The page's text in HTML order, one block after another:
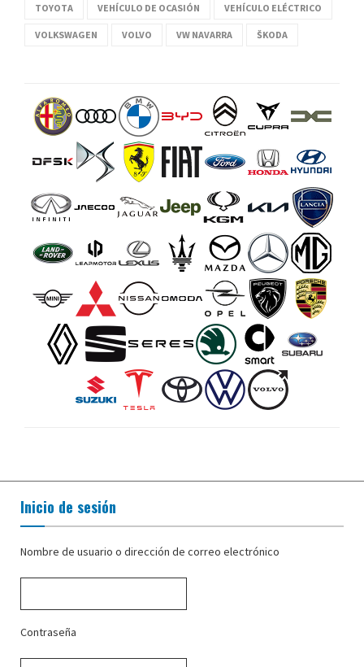
TOYOTA VEHÍCULO DE OCASIÓN VEHÍCULO ELÉCTRICO
VOLKSWAGEN VOLVO VW NAVARRA ŠKODA
Inicio de sesión
Nombre de usuario o dirección de correo electrónico
Contraseña